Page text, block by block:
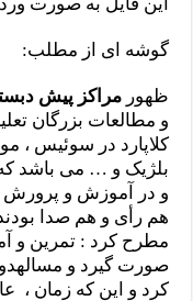
گوشه ای از مطلب:
ظهورمراکز پیش
و مطالعات بزرگان
کلاپارد در سوئیس ،
بلژیک و … می باشد
و در آموزش و
مطرح کرد : تمرین و
صورت گیرد و
کرد و این که زمان ،